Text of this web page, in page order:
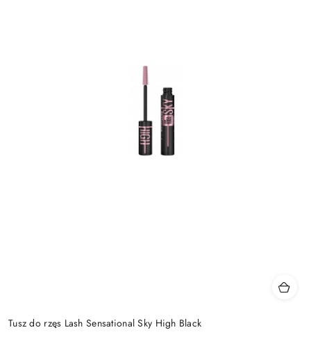
Tusz do rzęs Lash Sensational Sky High Black